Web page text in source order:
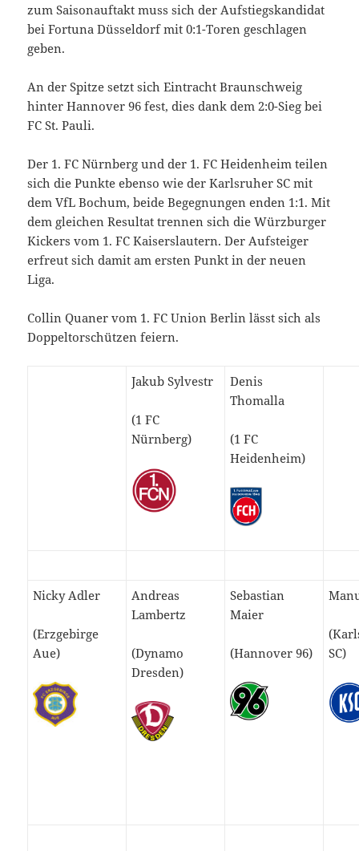
zum Saisonauftakt muss sich der Aufstiegskandidat
bei Fortuna Düsseldorf mit 0:1-Toren geschlagen
geben.
An der Spitze setzt sich Eintracht Braunschweig
hinter Hannover 96 fest, dies dank dem 2:0-Sieg bei
FC St. Pauli.
Der 1. FC Nürnberg und der 1. FC Heidenheim teilen
sich die Punkte ebenso wie der Karlsruher SC mit
dem VfL Bochum, beide Begegnungen enden 1:1. Mit
dem gleichen Resultat trennen sich die Würzburger
Kickers vom 1. FC Kaiserslautern. Der Aufsteiger
erfreut sich damit am ersten Punkt in der neuen
Liga.
Collin Quaner vom 1. FC Union Berlin lässt sich als
Doppeltorschützen feiern.
Jakub Sylvestr
(1 FC
Nürnberg)
Denis
Thomalla
(1 FC
Heidenheim)
Nicky Adler
(Erzgebirge
Aue)
Andreas
Lambertz
(Dynamo
Dresden)
Sebastian
Maier
(Hannover 96)
SC)